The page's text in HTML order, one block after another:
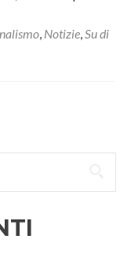
, Notizie,Su di